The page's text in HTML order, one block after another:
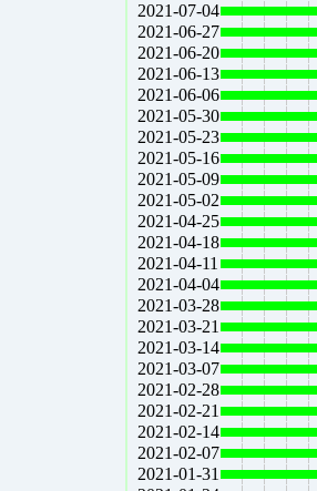
2021-07-04
2021-06-27
2021-06-20
2021-06-13
2021-06-06
2021-05-30
2021-05-23
2021-05-16
2021-05-09
2021-05-02
2021-04-25
2021-04-18
2021-04-11
2021-04-04
2021-03-28
2021-03-21
2021-03-14
2021-03-07
2021-02-28
2021-02-21
2021-02-14
2021-02-07
2021-01-31